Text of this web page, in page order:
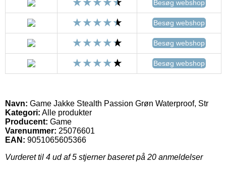
Besøg webshop
Besøg webshop
Besøg webshop
Besøg webshop
Navn: Game Jakke Stealth Passion Grøn Waterproof, Str
Kategori: Alle produkter
Producent: Game
Varenummer: 25076601
EAN: 9051065605366
Vurderet til 4 ud af 5 stjerner baseret på 20 anmeldelser